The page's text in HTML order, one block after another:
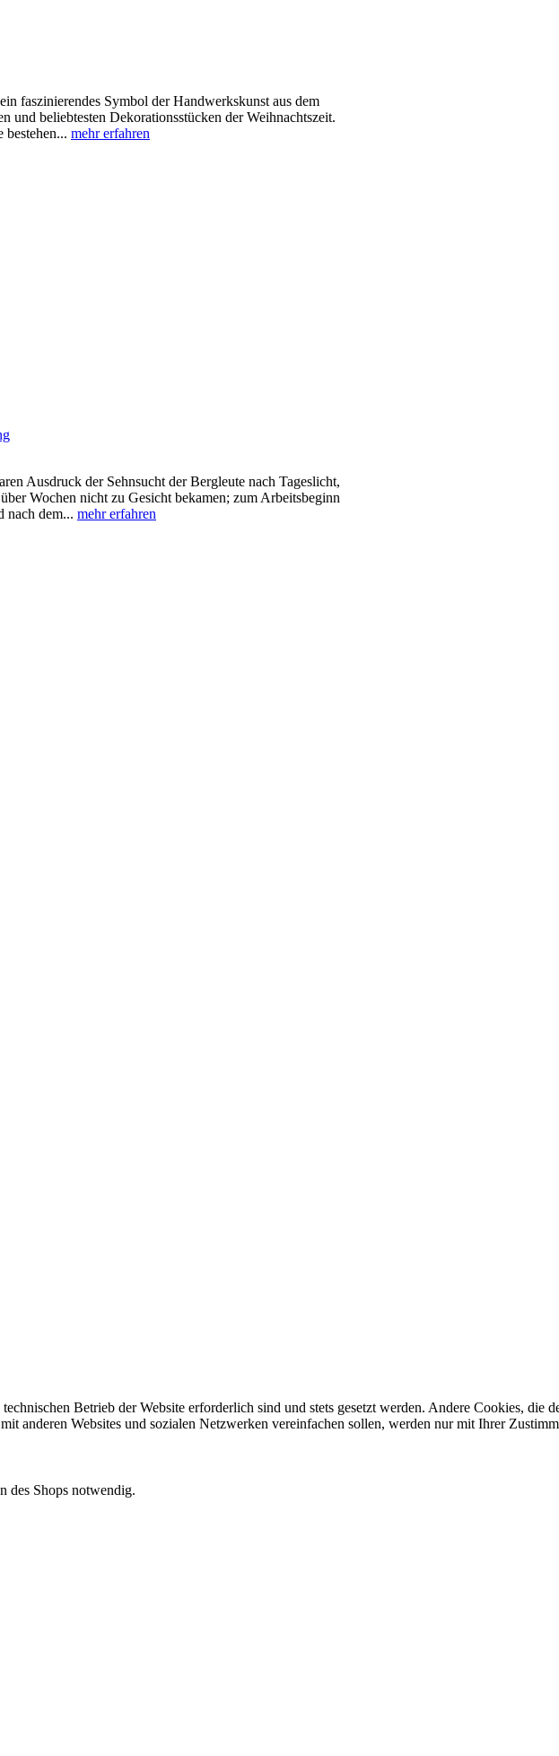
faszinierendes Symbol der Handwerkskunst aus dem
und beliebtesten Dekorationsstücken der Weihnachtszeit.
mehr erfahren
Ausdruck der Sehnsucht der Bergleute nach Tageslicht,
Wochen nicht zu Gesicht bekamen; zum Arbeitsbeginn
nach dem... mehr erfahren
Betrieb der Website erforderlich sind und stets gesetzt werden. Andere Cookies, die
anderen Websites und sozialen Netzwerken vereinfachen sollen, werden nur mit Ihrer
des Shops notwendig.